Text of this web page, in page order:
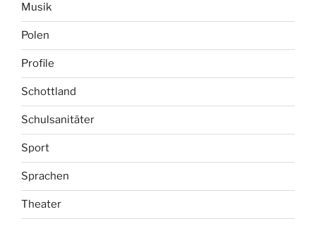
Musik
Polen
Profile
Schottland
Schulsanitäter
Sport
Sprachen
Theater